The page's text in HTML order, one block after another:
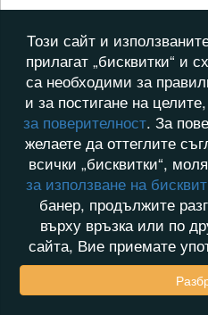
Този сайт и
прилагат „бисквитки“ и
са необходими за
и за постигане на
за поверителност. За
желаете да оттеглите
всички „бисквитки“,
за използване на
банер, продължите
върху връзка или по
сайта, Вие приемате